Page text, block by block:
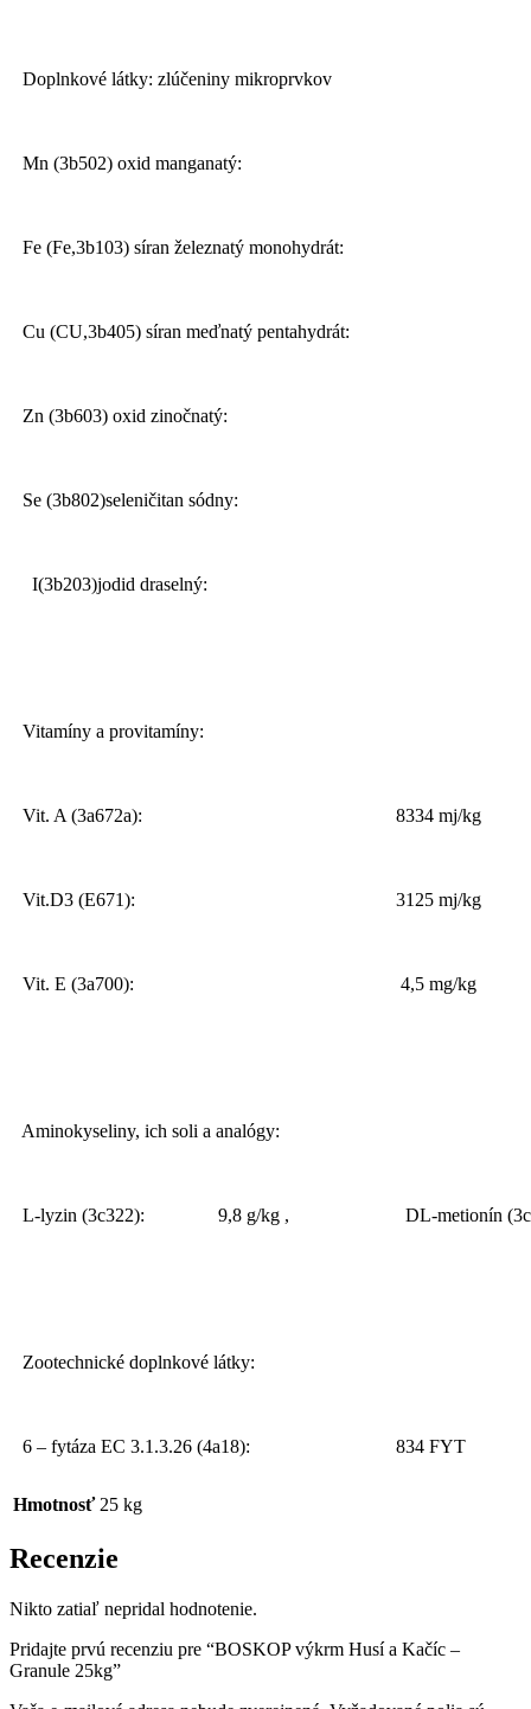
Doplnkové látky: zlúčeniny mikroprvkov
Mn (3b502) oxid manganatý:
Fe (Fe,3b103) síran železnatý monohydrát:
Cu (CU,3b405) síran meďnatý pentahydrát:
Zn (3b603) oxid zinočnatý:
Se (3b802)seleničitan sódny:
I(3b203)jodid draselný:
Vitamíny a provitamíny:
Vit. A (3a672a): 8334 mj/kg
Vit.D3 (E671): 3125 mj/kg
Vit. E (3a700): 4,5 mg/kg
Aminokyseliny, ich soli a analógy:
L-lyzin (3c322): 9,8 g/kg , DL-metionín
Zootechnické doplnkové látky:
6 – fytáza EC 3.1.3.26 (4a18): 834 FYT
Hmotnosť 25 kg
Recenzie
Nikto zatiaľ nepridal hodnotenie.
Pridajte prvú recenziu pre “BOSKOP výkrm Husí a Kačíc –
Granule 25kg”